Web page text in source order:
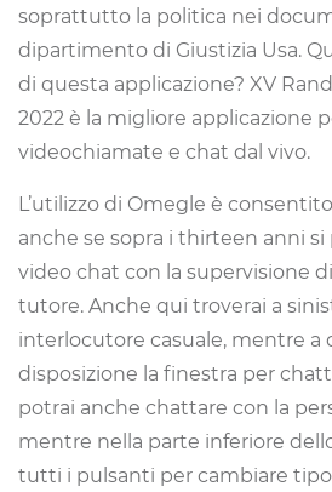
soprattutto la politica nei
dipartimento di Giustizia Usa.
di questa applicazione? XV
2022 è la migliore applicazione
videochiamate e chat dal vivo.
L’utilizzo di Omegle è
anche se sopra i thirteen anni
video chat con la supervisione
tutore. Anche qui troverai a
interlocutore casuale, mentre a
disposizione la finestra per
potrai anche chattare con la
mentre nella parte inferiore
tutti i pulsanti per cambiare